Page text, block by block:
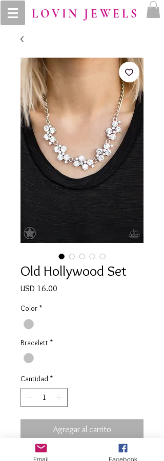
LOVIN JEWELS
Old Hollywood Set
USD 16.00
Color *
Bracelett *
Cantidad *
Agregar al carrito
Email Facebook